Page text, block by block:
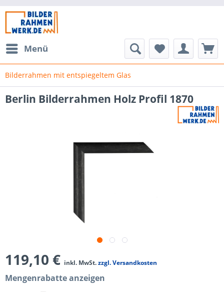
Menü
Bilderrahmen mit entspiegeltem Glas
Berlin Bilderrahmen Holz Profil 1870
119,10 € inkl. MwSt.zzgl. Versandkosten
Mengenrabatte anzeigen